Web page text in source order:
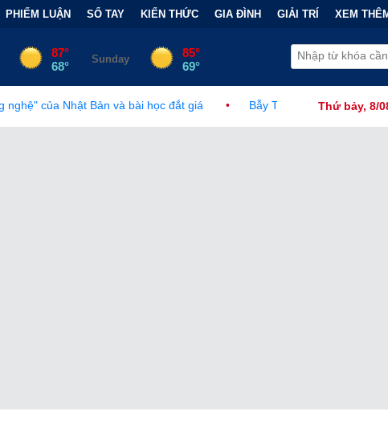
PHIẾM LUẬN SỔ TAY KIẾN THỨC GIA ĐÌNH GIẢI TRÍ XEM
Thứ bảy, 8/
và bài học đắt giá • Bẫy Tài Chính Đằng Sau "Cơn Sốt" Trà Sữa